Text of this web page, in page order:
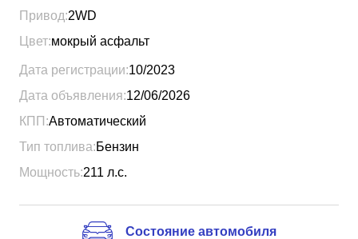
Привод:2WD
Цвет:мокрый асфальт
Дата регистрации:10/2023
Дата объявления:12/06/2026
КПП:Автоматический
Тип топлива:Бензин
Мощность:211 л.с.
Состояние автомобиля